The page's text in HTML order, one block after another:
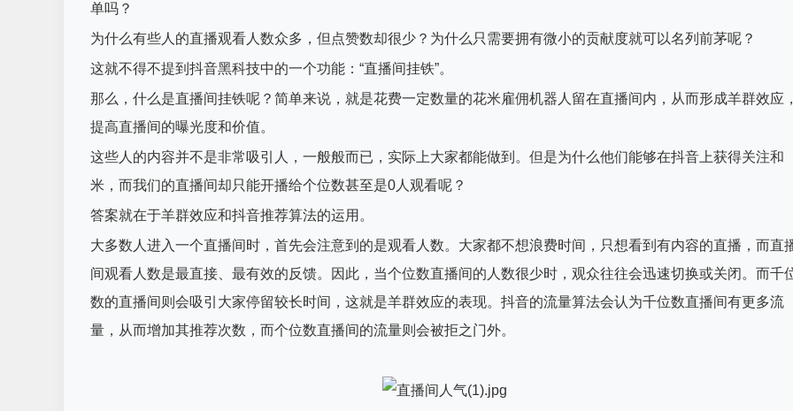
单吗？
为什么有些人的直播观看人数众多，但点赞数却很少？为什么只需要拥有微小的贡献度就可以名列前茅呢？
这就不得不提到抖音黑科技中的一个功能：“直播间挂铁”。
那么，什么是直播间挂铁呢？简单来说，就是花费一定数量的花米雇佣机器人留在直播间内，从而形成羊群效应
提高直播间的曝光度和价值。
这些人的内容并不是非常吸引人，一般般而已，实际上大家都能做到。但是为什么他们能够在抖音上获得关注和
米，而我们的直播间却只能开播给个位数甚至是0人观看呢？
答案就在于羊群效应和抖音推荐算法的运用。
大多数人进入一个直播间时，首先会注意到的是观看人数。大家都不想浪费时间，只想看到有内容的直播，而直
间观看人数是最直接、最有效的反馈。因此，当个位数直播间的人数很少时，观众往往会迅速切换或关闭。而千
数的直播间则会吸引大家停留较长时间，这就是羊群效应的表现。抖音的流量算法会认为千位数直播间有更多流
量，从而增加其推荐次数，而个位数直播间的流量则会被拒之门外。